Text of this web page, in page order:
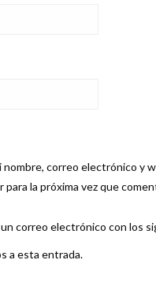
nombre, correo electrónico y
para la próxima vez que
correo electrónico con los
a esta entrada.